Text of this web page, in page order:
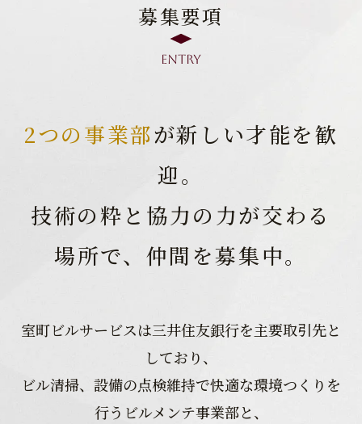
募集要項
Entry
2つの事業部が新しい才能を歓
迎。
技術の粋と協力の力が交わる
場所で、仲間を募集中。
室町ビルサービスは三井住友銀行を主要取引先と
しており、
ビル清掃、設備の点検維持で快適な環境つくりを
行うビルメンテ事業部と、